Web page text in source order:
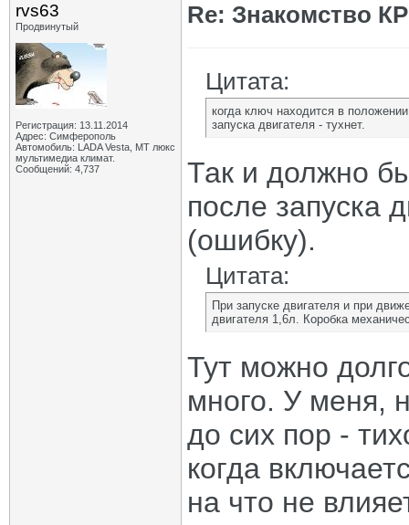
rvs63
Продвинутый
Регистрация: 13.11.2014
Адрес: Симферополь
Автомобиль: LADA Vesta, МТ люкс
мультимедиа климат.
Сообщений: 4,737
Re: Знакомство
Цитата:
когда ключ находится в
запуска двигателя - тухнет.
Так и должно
после запуска
(ошибку).
Цитата:
При запуске двигателя и при
двигателя 1,6л. Коробка
Тут можно
много. У меня,
до сих пор -
когда
на что не